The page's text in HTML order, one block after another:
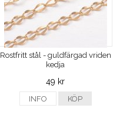
Rostfritt stål - guldfärgad vriden
kedja
49 kr
INFO KÖP